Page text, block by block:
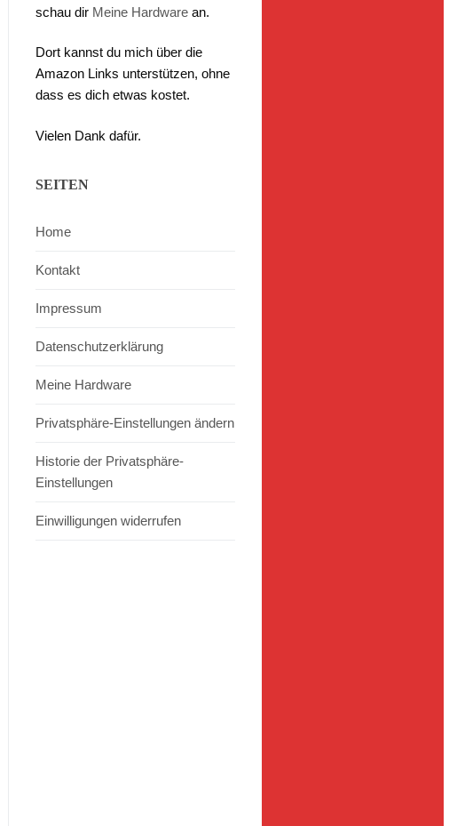
schau dir Meine Hardware an.
Dort kannst du mich über die
Amazon Links unterstützen, ohne
dass es dich etwas kostet.
Vielen Dank dafür.
SEITEN
Home
Kontakt
Impressum
Datenschutzerklärung
Meine Hardware
Privatsphäre-Einstellungen ändern
Historie der Privatsphäre-
Einstellungen
Einwilligungen widerrufen